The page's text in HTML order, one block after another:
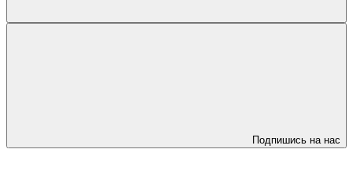
Подпишись на нас